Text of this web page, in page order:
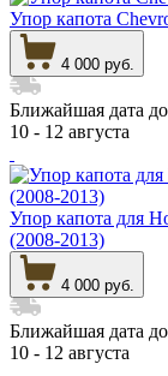
Упор капота
4 000 руб.
Ближайшая дата
10 - 12 августа
Упор капота для
(2008-2013)
4 000 руб.
Ближайшая дата
10 - 12 августа